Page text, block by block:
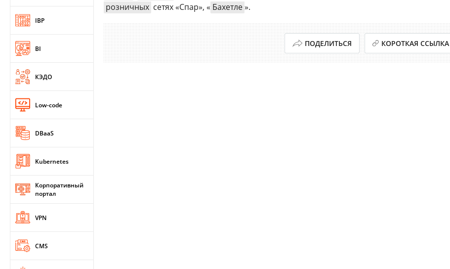
IBP
BI
КЭДО
Low-code
DBaaS
Kubernetes
Корпоративный
портал
VPN
CMS
розничных сетях «Спар», « Бахетле».
ПОДЕЛИТЬСЯ КОРОТКАЯ ССЫЛКА